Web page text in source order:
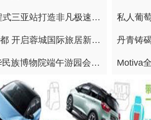
端午假期好去处！FE电动方程式三亚站打造非凡极速盛宴
西南首家丽笙精选酒店亮相成都 开启蓉城国际旅居新篇章
“粽”聚中华 舞韵端阳 北京中华民族博物院端午游园会盛大启幕